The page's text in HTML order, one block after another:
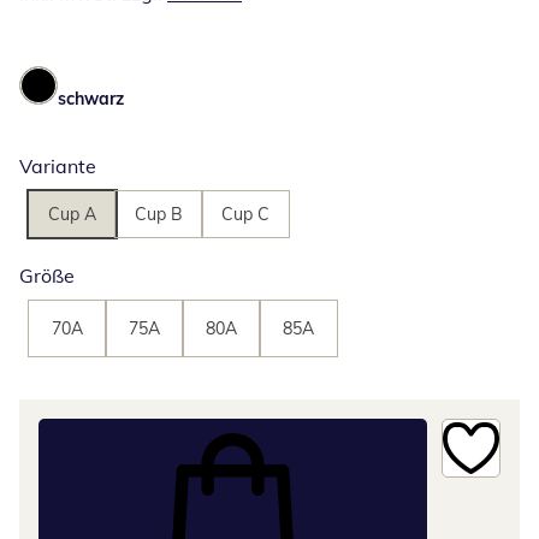
schwarz
Variante
Cup A Cup B Cup C
Größe
70A 75A 80A 85A